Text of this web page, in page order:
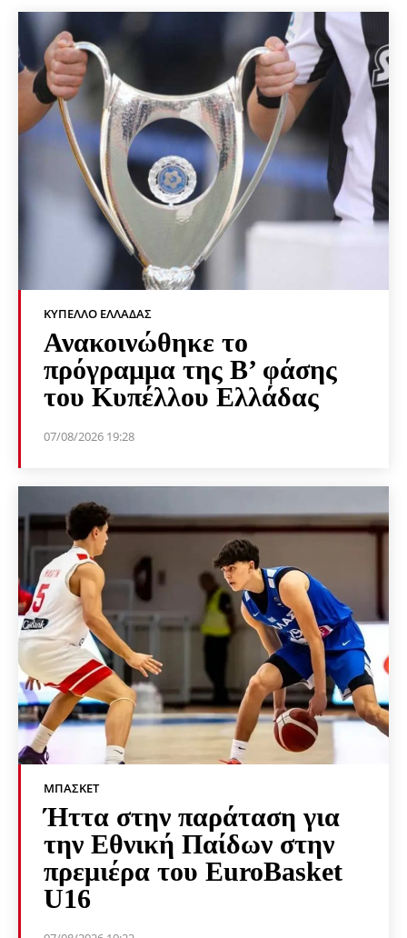
ΚΎΠΕΛΛΟ ΕΛΛΆΔΑΣ
Ανακοινώθηκε το
πρόγραμμα της Β’ φάσης
του Κυπέλλου Ελλάδας
07/08/2026 19:28
ΜΠΆΣΚΕΤ
Ήττα στην παράταση για
την Εθνική Παίδων στην
πρεμιέρα του EuroBasket
U16